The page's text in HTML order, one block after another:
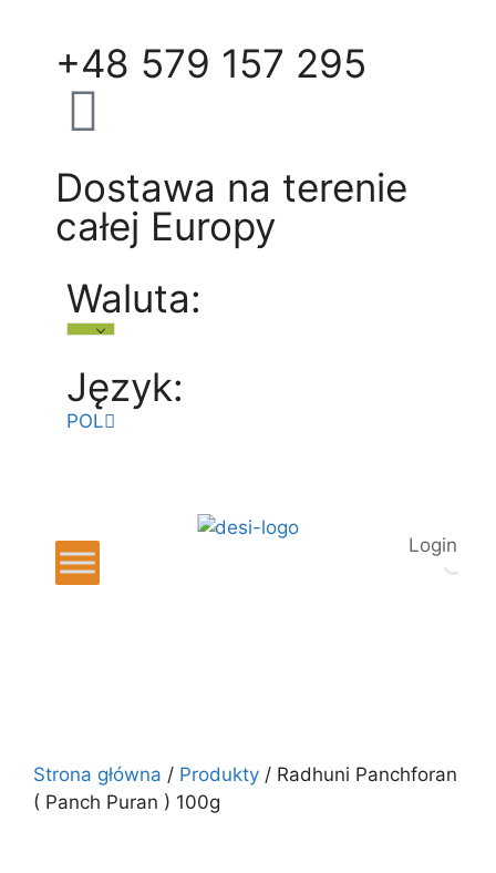
+48 579 157 295
Dostawa na terenie
całej Europy
Waluta:
Język:
POL
ENG
Login
Strona główna / Produkty / Radhuni Panchforan
( Panch Puran ) 100g